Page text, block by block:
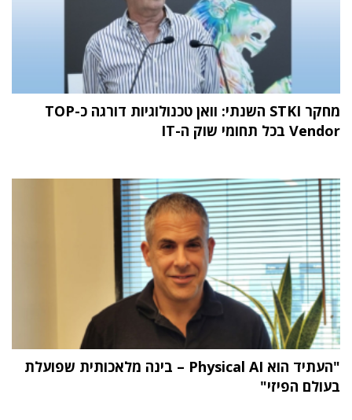
מחקר STKI השנתי: וואן טכנולוגיות דורגה כ-TOP
Vendor בכל תחומי שוק ה-IT
"העתיד הוא Physical AI – בינה מלאכותית שפועלת
בעולם הפיזי"